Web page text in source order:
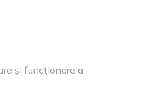
şi funcţionare a